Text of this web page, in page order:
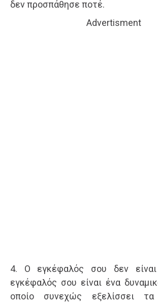
δεν προσπάθησε ποτέ.
Advertisment
4. Ο εγκέφαλός σου δεν
εγκέφαλός σου είναι ένα
οποίο συνεχώς εξελίσσει